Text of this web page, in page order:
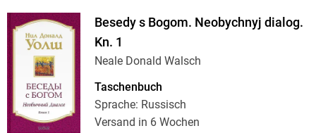
Besedy s Bogom. Neobychnyj dialog.
Kn. 1
Neale Donald Walsch
Taschenbuch
Sprache: Russisch
Versand in 6 Wochen